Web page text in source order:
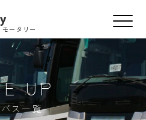
ータリー
UP
ス一覧